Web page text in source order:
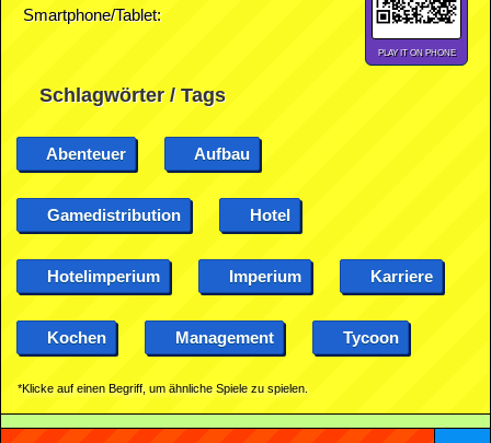
Smartphone/Tablet:
PLAY IT ON PHONE
Schlagwörter / Tags
Abenteuer Aufbau
Gamedistribution Hotel
Hotelimperium Imperium Karriere
Kochen Management Tycoon
*Klicke auf einen Begriff, um ähnliche Spiele zu spielen.